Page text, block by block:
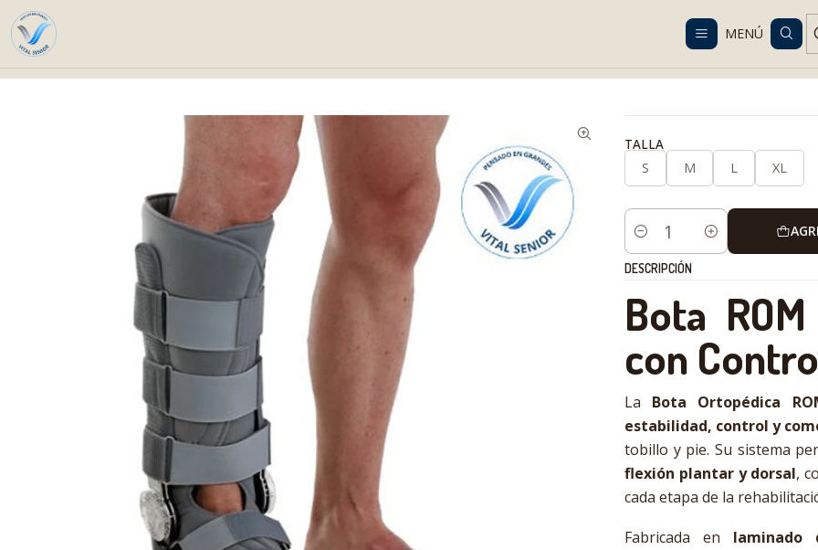
MENÚ
Despacho gratis en RM desde $100.000. Revisa las condiciones.
Bota ROM Ortopédica Ajustable
TALLA
S
M L XL
Cantidad
DESCRIPCIÓN
Bota
con
La Bota Ortopédica
estabilidad, control y
tobillo y pie. Su sistema
flexión plantar y dorsal,
cada etapa de la
Fabricada en